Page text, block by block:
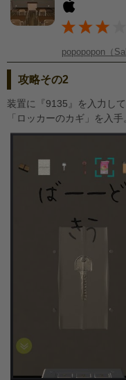
popopopon（
攻略その2
装置に『9135』を入力し
「ロッカーのカギ」を入手